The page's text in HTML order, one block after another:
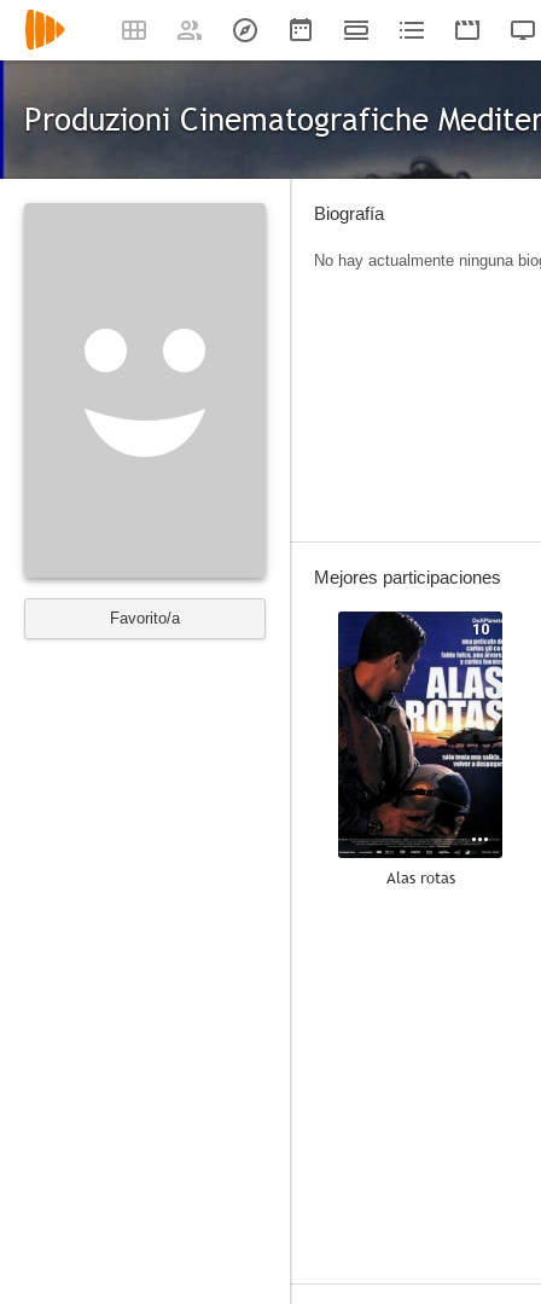
Produzioni Cinematografiche
Favorito/a
Biografía
No hay actualmente ninguna
Mejores participaciones
10
Alas rotas